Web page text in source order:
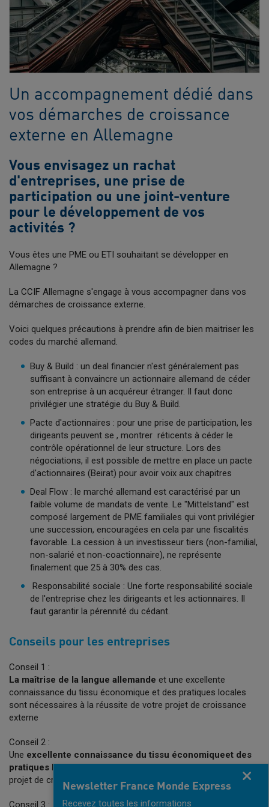
Un accompagnement dédié dans
vos démarches de croissance
externe en Allemagne
Vous envisagez un rachat
d'entreprises, une prise de
participation ou une joint-venture
pour le développement de vos
activités ?
Vous êtes une PME ou ETI souhaitant se développer en
Allemagne ?
La CCIF Allemagne s'engage à vous accompagner dans vos
démarches de croissance externe.
Voici quelques précautions à prendre afin de bien maitriser les
codes du marché allemand.
Buy & Build : un deal financier n'est généralement pas
suffisant à convaincre un actionnaire allemand de céder
son entreprise à un acquéreur étranger. Il faut donc
privilégier une stratégie du Buy & Build.
Pacte d'actionnaires : pour une prise de participation, les
dirigeants peuvent se , montrer réticents à céder le
contrôle opérationnel de leur structure. Lors des
négociations, il est possible de mettre en place un pacte
d'actionnaires (Beirat) pour avoir voix aux chapitres
Deal Flow : le marché allemand est caractérisé par un
faible volume de mandats de vente. Le "Mittelstand" est
composé largement de PME familiales qui vont privilégier
une succession, encouragées en cela par une fiscalités
favorable. La cession à un investisseur tiers (non-familial,
non-salarié et non-coactionnaire), ne représente
finalement que 25 à 30% des cas.
Responsabilité sociale : Une forte responsabilité sociale
de l'entreprise chez les dirigeants et les actionnaires. Il
faut garantir la pérennité du cédant.
Conseils pour les entreprises
Conseil 1 :
La maîtrise de la langue allemande et une excellente
connaissance du tissu économique et des pratiques locales
sont nécessaires à la réussite de votre projet de croissance
externe
Conseil 2 :
Une excellente connaissance du tissu économiqueet des
pratiques localessont nécessaires à la réussite de votre
projet de croissance externe en Allemagne
Conseil 3 :
Newsletter France Monde Express
Recevez toutes les informations